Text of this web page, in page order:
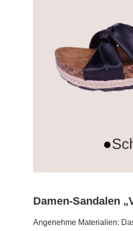
●
Damen-Sandalen
Angenehme Materialien: